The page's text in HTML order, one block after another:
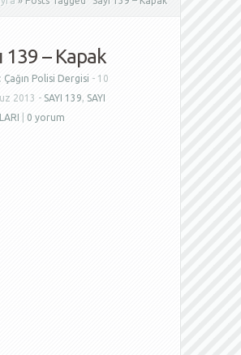
139 – Kapak
Çağın Polisi Dergisi - 10
2013 - SAYI 139, SAYI
0 yorum